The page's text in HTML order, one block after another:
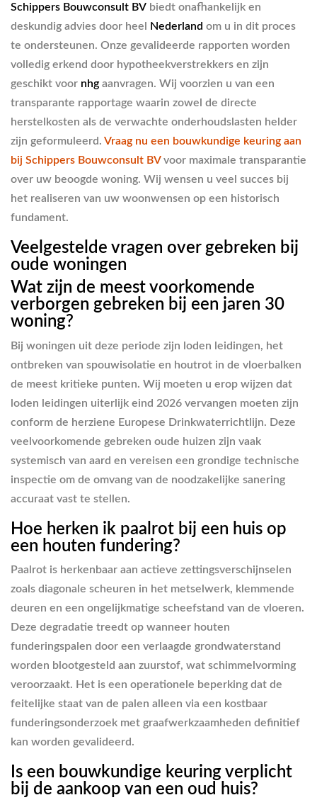
Schippers Bouwconsult BV biedt onafhankelijk en
deskundig advies door heel Nederland om u in dit proces
te ondersteunen. Onze gevalideerde rapporten worden
volledig erkend door hypotheekverstrekkers en zijn
geschikt voor nhg aanvragen. Wij voorzien u van een
transparante rapportage waarin zowel de directe
herstelkosten als de verwachte onderhoudslasten helder
zijn geformuleerd. Vraag nu een bouwkundige keuring aan
bij Schippers Bouwconsult BVvoor maximale transparantie
over uw beoogde woning. Wij wensen u veel succes bij
het realiseren van uw woonwensen op een historisch
fundament.
Veelgestelde vragen over gebreken bij
oude woningen
Wat zijn de meest voorkomende
verborgen gebreken bij een jaren 30
woning?
Bij woningen uit deze periode zijn loden leidingen, het
ontbreken van spouwisolatie en houtrot in de vloerbalken
de meest kritieke punten. Wij moeten u erop wijzen dat
loden leidingen uiterlijk eind 2026 vervangen moeten zijn
conform de herziene Europese Drinkwaterrichtlijn. Deze
veelvoorkomende gebreken oude huizen zijn vaak
systemisch van aard en vereisen een grondige technische
inspectie om de omvang van de noodzakelijke sanering
accuraat vast te stellen.
Hoe herken ik paalrot bij een huis op
een houten fundering?
Paalrot is herkenbaar aan actieve zettingsverschijnselen
zoals diagonale scheuren in het metselwerk, klemmende
deuren en een ongelijkmatige scheefstand van de vloeren.
Deze degradatie treedt op wanneer houten
funderingspalen door een verlaagde grondwaterstand
worden blootgesteld aan zuurstof, wat schimmelvorming
veroorzaakt. Het is een operationele beperking dat de
feitelijke staat van de palen alleen via een kostbaar
funderingsonderzoek met graafwerkzaamheden definitief
kan worden gevalideerd.
Is een bouwkundige keuring verplicht
bij de aankoop van een oud huis?